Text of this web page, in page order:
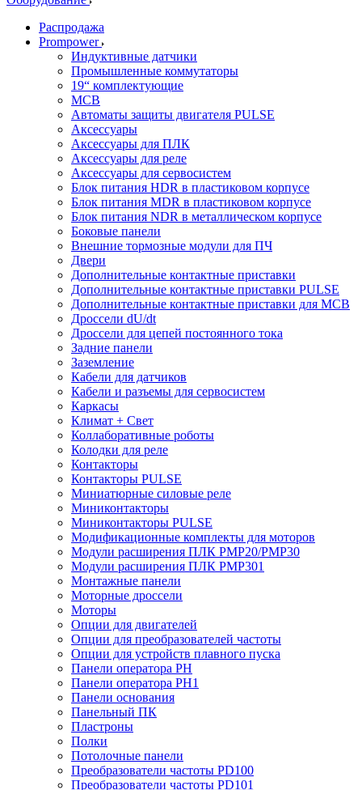
Распродажа
Prompower
Индуктивные датчики
Промышленные коммутаторы
19“ комплектующие
MCB
Автоматы защиты двигателя PULSE
Аксессуары
Аксессуары для ПЛК
Аксессуары для реле
Аксессуары для сервосистем
Блок питания HDR в пластиковом корпусе
Блок питания MDR в пластиковом корпусе
Блок питания NDR в металлическом корпусе
Боковые панели
Внешние тормозные модули для ПЧ
Двери
Дополнительные контактные приставки
Дополнительные контактные приставки PULSE
Дополнительные контактные приставки для MCB
Дроссели dU/dt
Дроссели для цепей постоянного тока
Задние панели
Заземление
Кабели для датчиков
Кабели и разъемы для сервосистем
Каркасы
Климат + Свет
Коллаборативные роботы
Колодки для реле
Контакторы
Контакторы PULSE
Миниатюрные силовые реле
Миниконтакторы
Миниконтакторы PULSE
Модификационные комплекты для моторов
Модули расширения ПЛК PMP20/PMP30
Модули расширения ПЛК PMP301
Монтажные панели
Моторные дроссели
Моторы
Опции для двигателей
Опции для преобразователей частоты
Опции для устройств плавного пуска
Панели оператора PH
Панели оператора PH1
Панели основания
Панельный ПК
Пластроны
Полки
Потолочные панели
Преобразователи частоты PD100
Преобразователи частоты PD101